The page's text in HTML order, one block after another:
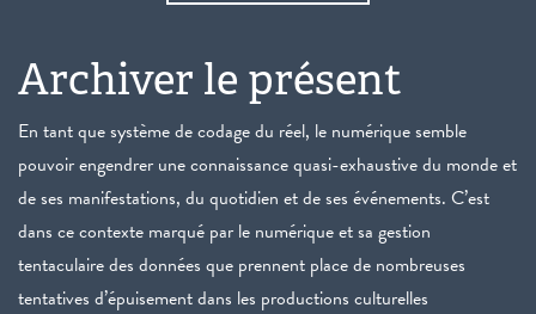
Archiver le présent
En tant que système de codage du réel, le numérique semble
pouvoir engendrer une connaissance quasi-exhaustive du monde et
de ses manifestations, du quotidien et de ses événements. C’est
dans ce contexte marqué par le numérique et sa gestion
tentaculaire des données que prennent place de nombreuses
tentatives d’épuisement dans les productions culturelles